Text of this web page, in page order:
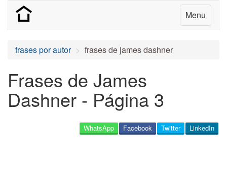
Menu
frases por autor frases de james dashner
Frases de James
Dashner - Página 3
LinkedIn
Twitter
Facebook
WhatsApp